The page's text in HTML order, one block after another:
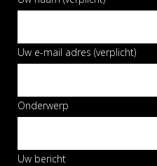
Uw e-mail adres (verplicht)
Onderwerp
Uw bericht